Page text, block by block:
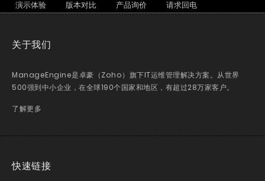
演示体验 版本对比 产品询价 请求回电
关于我们
ManageEngine是卓豪（Zoho）旗下IT运维管理解决方案。从世界
500强到中小企业，在全球190个国家和地区，有超过28万家客户。
了解更多
快速链接